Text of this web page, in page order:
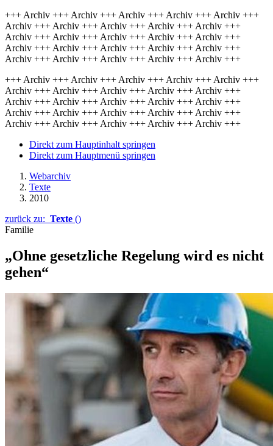
+++ Archiv +++ Archiv +++ Archiv +++ Archiv +++ Archiv +++
Archiv +++ Archiv +++ Archiv +++ Archiv +++ Archiv +++
Archiv +++ Archiv +++ Archiv +++ Archiv +++ Archiv +++
Archiv +++ Archiv +++ Archiv +++ Archiv +++ Archiv +++
Archiv +++ Archiv +++ Archiv +++ Archiv +++ Archiv +++
+++ Archiv +++ Archiv +++ Archiv +++ Archiv +++ Archiv +++
Archiv +++ Archiv +++ Archiv +++ Archiv +++ Archiv +++
Archiv +++ Archiv +++ Archiv +++ Archiv +++ Archiv +++
Archiv +++ Archiv +++ Archiv +++ Archiv +++ Archiv +++
Archiv +++ Archiv +++ Archiv +++ Archiv +++ Archiv +++
Direkt zum Hauptinhalt springen
Direkt zum Hauptmenü springen
Webarchiv
Texte
2010
zurück zu: Texte ()
Familie
„Ohne gesetzliche Regelung wird es nicht
gehen“